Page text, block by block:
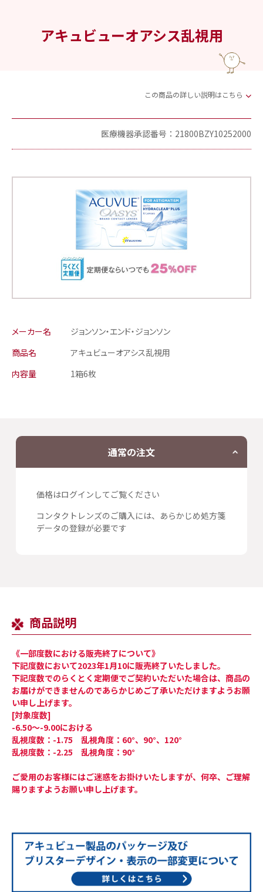
アキュビューオアシス乱視用
この商品の詳しい説明はこちら
医療機器承認番号：21800BZY10252000
メーカー名
ジョンソン・エンド・ジョンソン
商品名
アキュビューオアシス乱視用
内容量
1箱6枚
通常の注文
価格はログインしてご覧ください
コンタクトレンズのご購入には、あらかじめ処方箋
データの登録が必要です
商品説明
《一部度数における販売終了について》
下記度数において2023年1月10に販売終了いたしました。
下記度数でのらくとく定期便でご契約いただいた場合は、商品の
お届けができませんのであらかじめご了承いただけますようお願
い申し上げます。
[対象度数]
-6.50〜-9.00における
乱視度数：-1.75 乱視角度：60°、90°、120°
乱視度数：-2.25 乱視角度：90°
ご愛用のお客様にはご迷惑をお掛けいたしますが、何卒、ご理解
賜りますようお願い申し上げます。